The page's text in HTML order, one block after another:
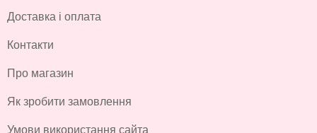
Доставка і оплата
Контакти
Про магазин
Як зробити замовлення
Умови використання сайта